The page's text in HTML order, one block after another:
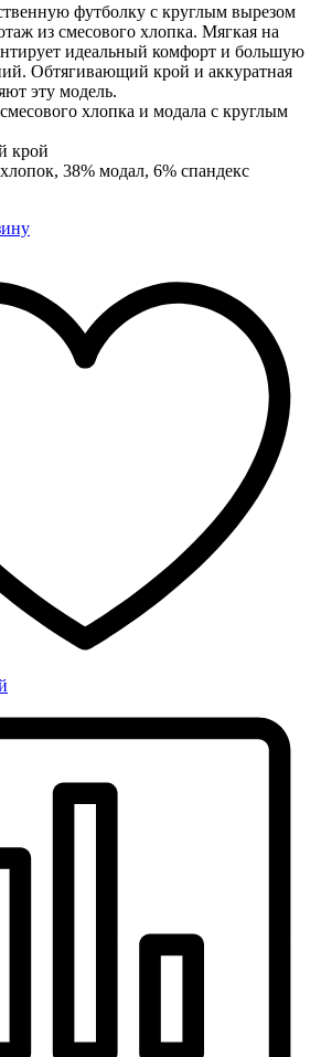
футболку с круглым вырезом
из смесового хлопка. Мягкая на
идеальный комфорт и большую
Обтягивающий крой и аккуратная
эту модель.
хлопка и модала с круглым
крой
38% модал, 6% спандекс